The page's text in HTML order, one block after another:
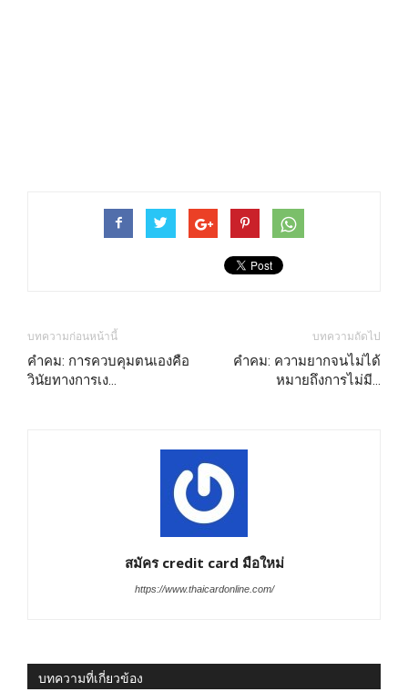
บทความก่อนหน้านี้
คำคม: การควบคุมตนเองคือ
วินัยทางการเง…
บทความถัดไป
คำคม: ความยากจนไม่ได้
หมายถึงการไม่มี…
สมัคร credit card มือใหม่
https://www.thaicardonline.com/
บทความที่เกี่ยวข้อง